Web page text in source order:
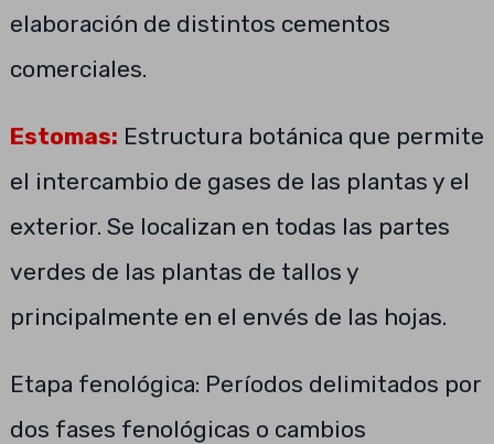
elaboración de distintos cementos
comerciales.
Estomas: Estructura botánica que permite
el intercambio de gases de las plantas y el
exterior. Se localizan en todas las partes
verdes de las plantas de tallos y
principalmente en el envés de las hojas.
Etapa fenológica: Períodos delimitados por
dos fases fenológicas o cambios